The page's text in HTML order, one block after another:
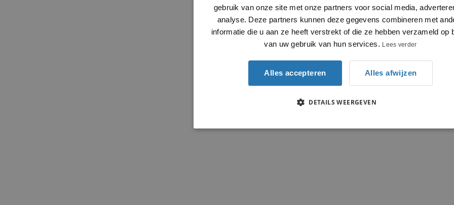
gebruik van onze site met onze partners voor social media,
analyse. Deze partners kunnen deze gegevens combineren met
informatie die u aan ze heeft verstrekt of die ze hebben verzameld op
van uw gebruik van hun services. Lees verder
Alles accepteren Alles afwijzen
DETAILS WEERGEVEN